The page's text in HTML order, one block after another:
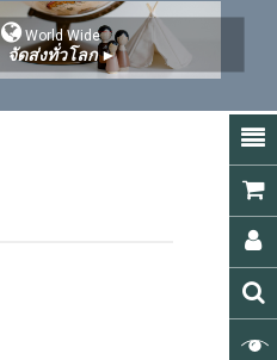
 World Wide
จัดส่งทั่วโลก►